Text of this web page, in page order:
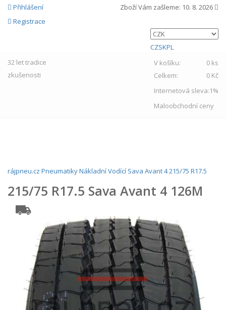
Přihlášení
Registrace
Zboží Vám zašleme: 10. 8. 2026
CZSKPL
32 lettradice
zkušenosti
V košíku:
0 ks
Celkem:
0 Kč
Internetová sleva:1%
Maloobchodní ceny
rájpneu.cz PneumatikyNákladníVodící Sava Avant 4215/75 R17.5
215/75 R17.5 Sava Avant 4 126M